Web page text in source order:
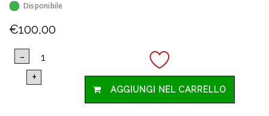
Disponibile
€100,00
AGGIUNGI NEL CARRELLO